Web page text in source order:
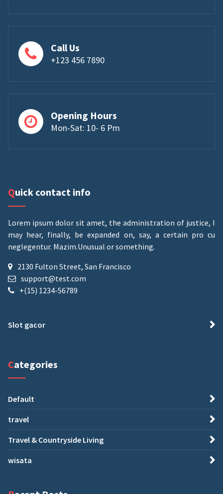
Call Us
+123 456 7890
Opening Hours
Mon-Sat: 10- 6 Pm
Quick contact info
Lorem ipsum dolor sit amet, the administration of justice, I
may hear, finally, be expanded on, say, a certain pro cu
neglegentur. Mazim.Unusual or something.
2130 Fulton Street, San Francisco
support@test.com
+(15) 1234-56789
Slot gacor
Categories
Default
travel
Travel & Countryside Living
wisata